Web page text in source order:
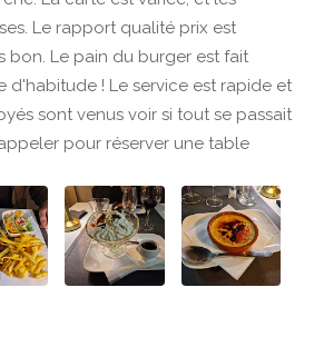
Le rapport qualité prix est
bon. Le pain du burger est fait
d'habitude ! Le service est rapide et
sont venus voir si tout se passait
pour réserver une table